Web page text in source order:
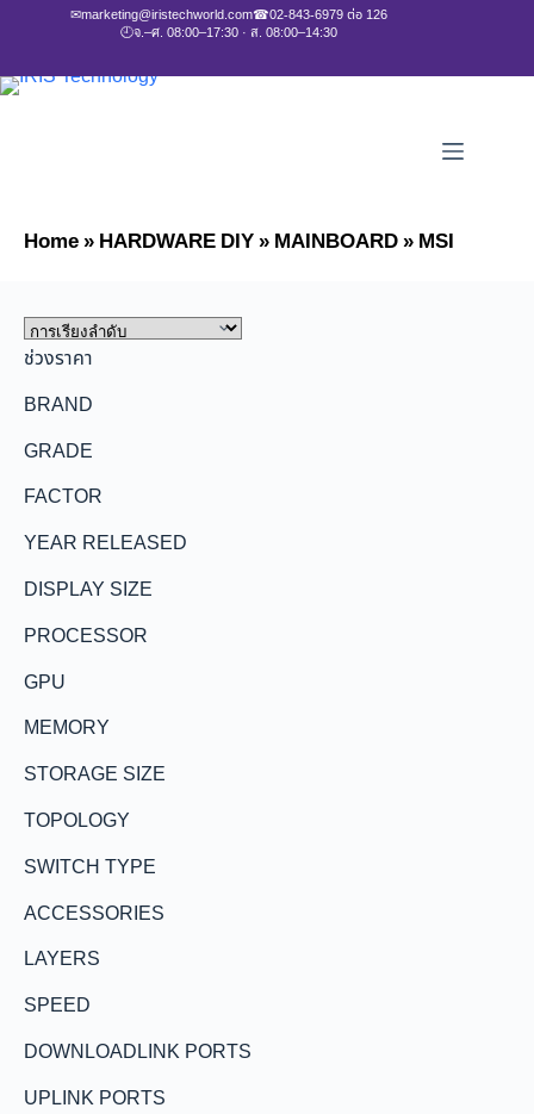
✉marketing@iristechworld.com☎02-843-6979 ต่อ 126
🕘จ.–ศ. 08:00–17:30 · ส. 08:00–14:30
Home»HARDWARE DIY»MAINBOARD»MSI
ช่วงราคา
BRAND
GRADE
FACTOR
YEAR RELEASED
DISPLAY SIZE
PROCESSOR
GPU
MEMORY
STORAGE SIZE
TOPOLOGY
SWITCH TYPE
ACCESSORIES
LAYERS
SPEED
DOWNLOADLINK PORTS
UPLINK PORTS